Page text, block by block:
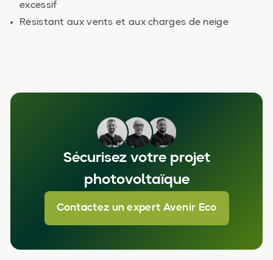
excessif
Résistant aux vents et aux charges de neige
Sécurisez votre projet
photovoltaïque
Contactez un expert Avenir Eco